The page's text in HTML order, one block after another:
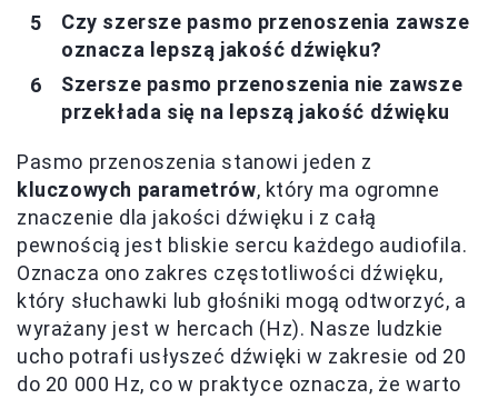
Czy szersze pasmo przenoszenia zawsze
oznacza lepszą jakość dźwięku?
Szersze pasmo przenoszenia nie zawsze
przekłada się na lepszą jakość dźwięku
Pasmo przenoszenia stanowi jeden z
kluczowych parametrów, który ma ogromne
znaczenie dla jakości dźwięku i z całą
pewnością jest bliskie sercu każdego audiofila.
Oznacza ono zakres częstotliwości dźwięku,
który słuchawki lub głośniki mogą odtworzyć, a
wyrażany jest w hercach (Hz). Nasze ludzkie
ucho potrafi usłyszeć dźwięki w zakresie od 20
do 20 000 Hz, co w praktyce oznacza, że warto